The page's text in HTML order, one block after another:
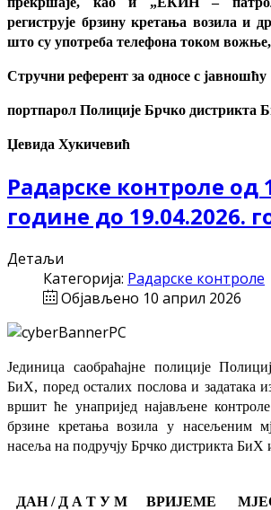
региструје брзину кретања возила и
што су употреба телефона током вожње,
Стручни референт за односе с јавношћу
портпарол Полиције Брчко дистрикта
Џевида Хукичевић
Радарске контроле од
године до 19.04.2026.
Детаљи
Категорија: Радарске контроле
Објављено 10 април 2026
Јединица саобраћајне полиције
БиХ, поред осталих послова и задатака
вршит ће унапријед најављене
брзине кретања возила у насељеним
насеља на подручју Брчко дистрикта БиХ
ДАН / Д А Т У М ВРИЈЕМЕ